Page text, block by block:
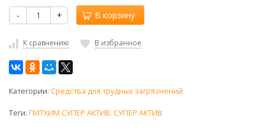
- + В корзину
К сравнению В избранное
Категории: Средства для трудных загрязнений
Теги: ПИТХИМ СУПЕР АКТИВ. СУПЕР АКТИВ